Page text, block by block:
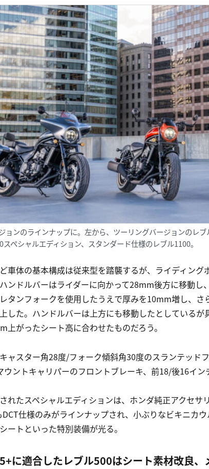
ョンのラインナップに。左から、ツーリングバージョンのレ
ペシャルエディション、スタンダード仕様のレブル1100。
車体の基本構成は従来型を踏襲するが、ライディン
ンドルバーはライダーに向かって28mm後方に移動
タンフォークを使用したうえで厚みを10mm増し、
した。ハンドルバーは上方にも移動したとしている
上がったシート高に合わせたものだろう。
ャスター角28度/フォーク傾斜角30度のスランテッド
ウントキャリパーのフロントブレーキ、前18/後16イン
れたスペシャルエディションは、ホンダ純正アクセサ
仕様のみがラインナップされ、小ぶりなビキニカ
ートといった特別装備が光る。
に適合したレブル500はシート素材改良